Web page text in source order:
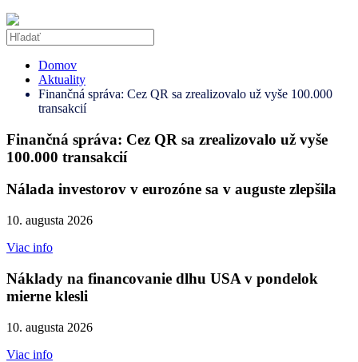
Domov
Aktuality
Finančná správa: Cez QR sa zrealizovalo už vyše 100.000
transakcií
Finančná správa: Cez QR sa zrealizovalo už vyše
100.000 transakcií
Nálada investorov v eurozóne sa v auguste zlepšila
10. augusta 2026
Viac info
Náklady na financovanie dlhu USA v pondelok
mierne klesli
10. augusta 2026
Viac info